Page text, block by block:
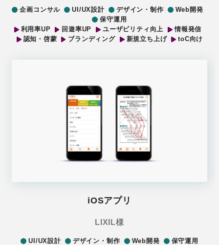
企画コンサル UI/UX設計 デザイン・制作
Web開発
保守運用
利用率UP
回遊率UP ユーザビリティ向上
情報発信
認知・啓蒙
ブランディング 新規立ち上げ toC向け
iOSアプリ
LIXIL様
UI/UX設計 デザイン・制作 Web開発
保守運用